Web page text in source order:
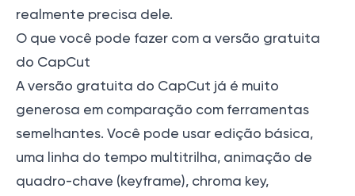
realmente precisa dele.
O que você pode fazer com a versão gratuita
do CapCut
A versão gratuita do CapCut já é muito
generosa em comparação com ferramentas
semelhantes. Você pode usar edição básica,
uma linha do tempo multitrilha, animação de
quadro-chave (keyframe), chroma key,